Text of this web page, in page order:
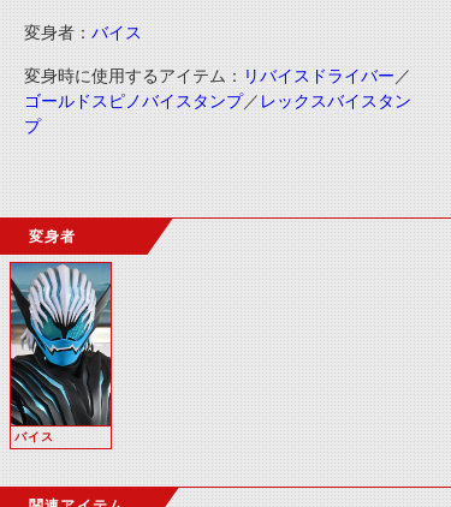
変身者： バイス
変身時に使用するアイテム： リバイスドライバー ／
ゴールドスピノバイスタンプ／ レックスバイスタン
プ
変身者
バイス